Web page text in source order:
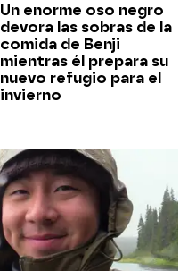
Un enorme oso negro
devora las sobras de la
comida de Benji
mientras él prepara su
nuevo refugio para el
invierno